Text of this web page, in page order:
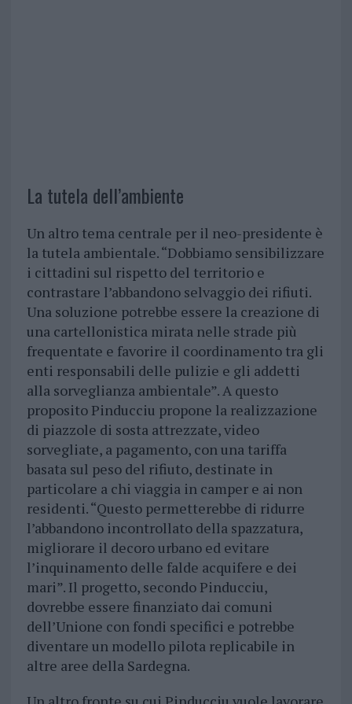
La tutela dell’ambiente
Un altro tema centrale per il neo-presidente è
la tutela ambientale. “Dobbiamo sensibilizzare
i cittadini sul rispetto del territorio e
contrastare l’abbandono selvaggio dei rifiuti.
Una soluzione potrebbe essere la creazione di
una cartellonistica mirata nelle strade più
frequentate e favorire il coordinamento tra gli
enti responsabili delle pulizie e gli addetti
alla sorveglianza ambientale”. A questo
proposito Pinducciu propone la realizzazione
di piazzole di sosta attrezzate, video
sorvegliate, a pagamento, con una tariffa
basata sul peso del rifiuto, destinate in
particolare a chi viaggia in camper e ai non
residenti. “Questo permetterebbe di ridurre
l’abbandono incontrollato della spazzatura,
migliorare il decoro urbano ed evitare
l’inquinamento delle falde acquifere e dei
mari”. Il progetto, secondo Pinducciu,
dovrebbe essere finanziato dai comuni
dell’Unione con fondi specifici e potrebbe
diventare un modello pilota replicabile in
altre aree della Sardegna.